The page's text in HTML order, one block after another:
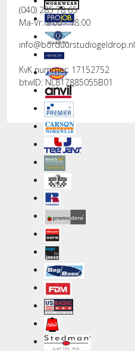
(040) 285 78 65
Ma-Vr: 9.00 - 18.00
info@borduurstudiogeldrop.nl
KvK nummer: 17152752
btwID: NL817885055B01